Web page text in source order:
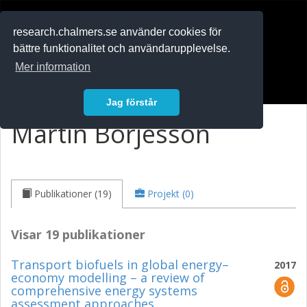
research.chalmers.se använder cookies för
bättre funktionalitet och användarupplevelse.
Mer information
Jag förstår
Martin Börjesson
Publikationer (19) Projekt (0)
Visar 19 publikationer
2017
Transport biofuels in global energy–
economy modelling – a review of
comprehensive energy systems
assessment approaches